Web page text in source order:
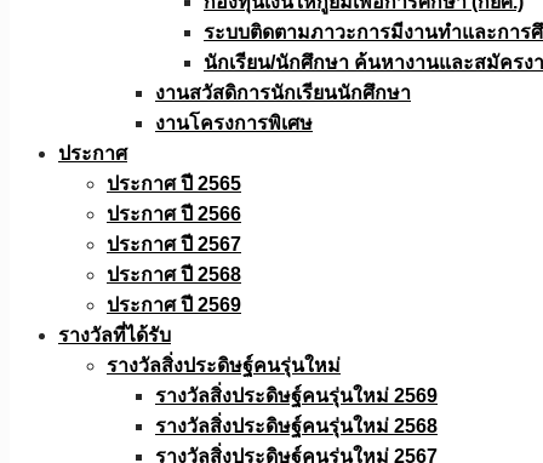
ระบบติดตามภาวะการมีงานทำและการ
นักเรียน/นักศึกษา ค้นหางานและสมัครง
งานสวัสดิการนักเรียนนักศึกษา
งานโครงการพิเศษ
ประกาศ
ประกาศ ปี 2565
ประกาศ ปี 2566
ประกาศ ปี 2567
ประกาศ ปี 2568
ประกาศ ปี 2569
รางวัลที่ได้รับ
รางวัลสิ่งประดิษฐ์คนรุ่นใหม่
รางวัลสิ่งประดิษฐ์คนรุ่นใหม่ 2569
รางวัลสิ่งประดิษฐ์คนรุ่นใหม่ 2568
รางวัลสิ่งประดิษฐ์คนรุ่นใหม่ 2567